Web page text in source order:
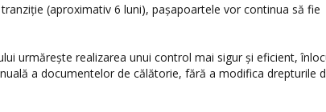
(aproximativ 6 luni), pașapoartele vor continua să fie
urmărește realizarea unui control mai sigur și eficient,
a documentelor de călătorie, fără a modifica drepturile